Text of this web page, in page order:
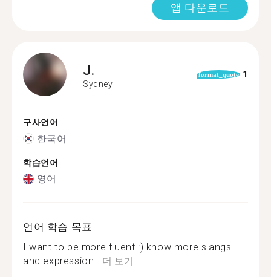
앱 다운로드
J.
Sydney
format_quote 1
구사언어
한국어
학습언어
영어
언어 학습 목표
I want to be more fluent :) know more slangs
and expression...더 보기